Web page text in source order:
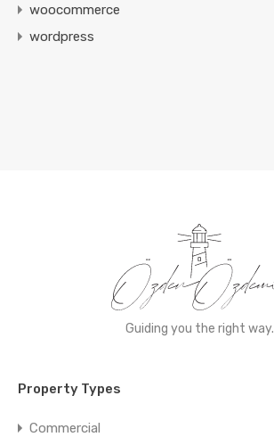
woocommerce
wordpress
Guiding you the right way.
Property Types
Commercial